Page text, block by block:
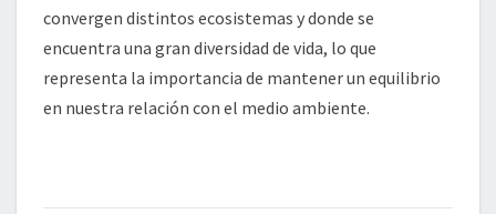
convergen distintos ecosistemas y donde se
encuentra una gran diversidad de vida, lo que
representa la importancia de mantener un equilibrio
en nuestra relación con el medio ambiente.